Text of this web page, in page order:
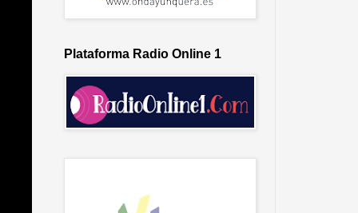
Plataforma Radio Online 1